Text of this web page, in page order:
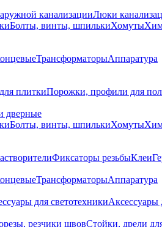
канализацииЛюки
Болты, винты, шпилькиХомуты
ТрансформаторыАппаратура
плиткиПорожки, профили для
дверные
Болты, винты, шпилькиХомуты
Фиксаторы резьбыКлеи
ТрансформаторыАппаратура
для светотехникиАксессуары
резчики швовСтойки, дрели